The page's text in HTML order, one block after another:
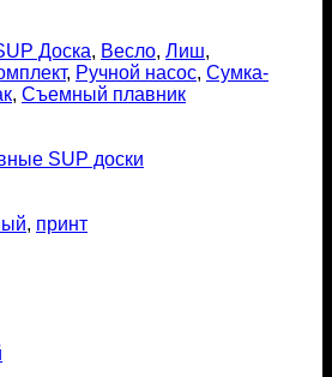
Доска, Весло, Лиш,
, Ручной насос, Сумка-
, Съемный плавник
SUP доски
, принт